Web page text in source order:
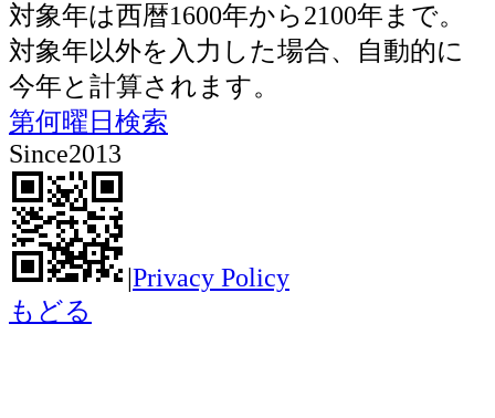
対象年は西暦1600年から2100年まで。
対象年以外を入力した場合、自動的に
今年と計算されます。
第何曜日検索
Since2013
|Privacy Policy
もどる